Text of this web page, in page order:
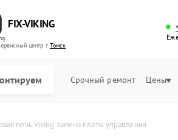
FIX-VIKING
центр г.Томск
Срочный ремонт Цены
печь Viking замена платы управления